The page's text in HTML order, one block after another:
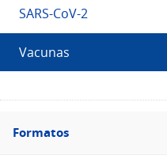
SARS-CoV-2
Vacunas
Filtro
Formatos
Formatos